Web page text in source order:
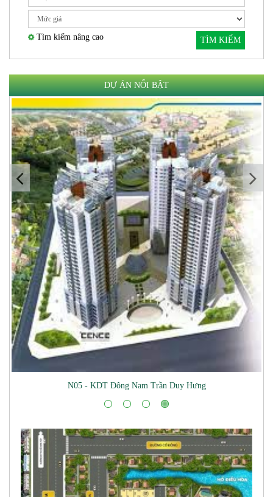
Tìm kiếm nâng cao TÌM KIẾM
DỰ ÁN NỔI BẬT
- KDT Đông Nam Trần Duy Hưng
Mua Bán